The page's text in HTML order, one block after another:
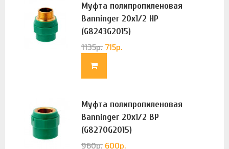
Муфта полипропиленовая
Banninger 20х1/2 НР
(G8243G2015)
1135р. 715р.
Муфта полипропиленовая
Banninger 20х1/2 ВР
(G8270G2015)
960р. 600р.